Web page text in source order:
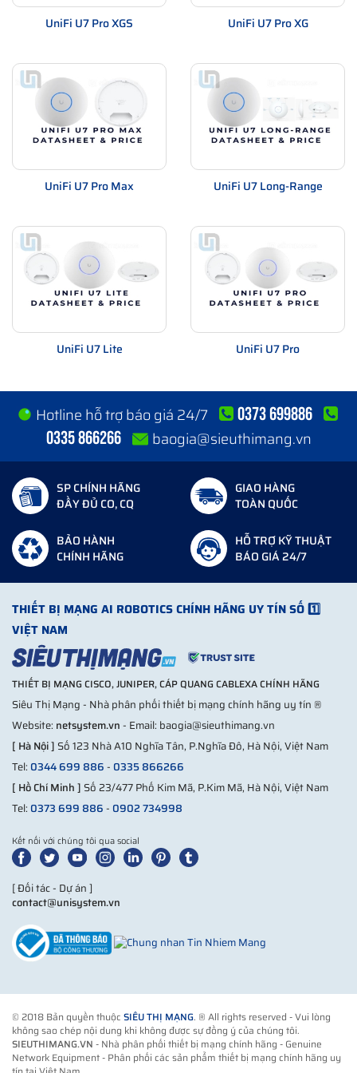
UniFi U7 Pro XGS UniFi U7 Pro XG
UniFi U7 Pro Max UniFi U7 Long-Range
UniFi U7 Lite UniFi U7 Pro
Hotline hỗ trợ báo giá 24/7
0373 699886
0335 866266
baogia@sieuthimang.vn
SP CHÍNH HÃNG
ĐẦY ĐỦ CO, CQ
GIAO HÀNG
TOÀN QUỐC
BẢO HÀNH
CHÍNH HÃNG
HỖ TRỢ KỸ THUẬT
BÁO GIÁ 24/7
THIẾT BỊ MẠNG AI ROBOTICS CHÍNH HÃNG UY TÍN SỐ 1️⃣
VIỆT NAM
THIẾT BỊ MẠNG CISCO, JUNIPER, CÁP QUANG CABLEXA CHÍNH HÃNG
Siêu Thị Mạng - Nhà phân phối thiết bị mạng chính hãng uy tín ®
Website: netsystem.vn- Email: baogia@sieuthimang.vn
[ Hà Nội ] Số 123 Nhà A10 Nghĩa Tân, P.Nghĩa Đô, Hà Nội, Việt Nam
Tel:0344 699 886-0335 866266
[ Hồ Chí Minh ] Số 23/477 Phố Kim Mã, P.Kim Mã, Hà Nội, Việt Nam
Tel:0373 699 886-0902 734998
Kết nối với chúng tôi qua social
[ Đối tác - Dự án ]
contact@unisystem.vn
© 2018 Bản quyền thuộc SIÊU THỊ MẠNG. ® All rights reserved - Vui lòng
không sao chép nội dung khi không được sự đồng ý của chúng tôi.
SIEUTHIMANG.VN - Nhà phân phối thiết bị mạng chính hãng - Genuine
Network Equipment - Phân phối các sản phẩm thiết bị mạng chính hãng uy